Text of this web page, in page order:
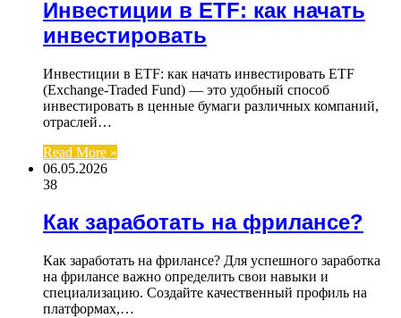
Инвестиции в ETF: как начать
инвестировать
Инвестиции в ETF: как начать инвестировать ETF
(Exchange-Traded Fund) — это удобный способ
инвестировать в ценные бумаги различных компаний,
отраслей…
Read More »
06.05.2026
38
Как заработать на фрилансе?
Как заработать на фрилансе? Для успешного заработка
на фрилансе важно определить свои навыки и
специализацию. Создайте качественный профиль на
платформах,…